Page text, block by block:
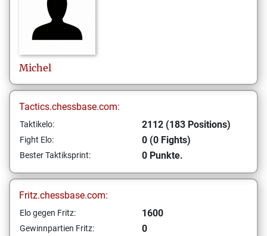
Michel
Tactics.chessbase.com:
Taktikelo: 2112 (183 Positions)
Fight Elo: 0 (0 Fights)
Bester Taktiksprint: 0 Punkte.
Fritz.chessbase.com:
Elo gegen Fritz: 1600
Gewinnpartien Fritz: 0